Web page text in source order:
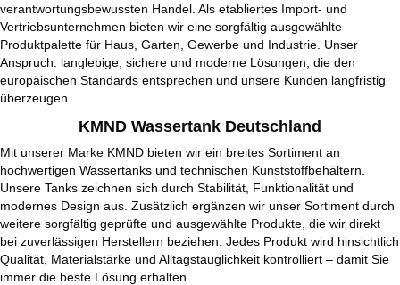
verantwortungsbewussten Handel. Als etabliertes Import- und
Vertriebsunternehmen bieten wir eine sorgfältig ausgewählte
Produktpalette für Haus, Garten, Gewerbe und Industrie. Unser
Anspruch: langlebige, sichere und moderne Lösungen, die den
europäischen Standards entsprechen und unsere Kunden langfristig
überzeugen.
KMND Wassertank Deutschland
Mit unserer Marke KMND bieten wir ein breites Sortiment an
hochwertigen Wassertanks und technischen Kunststoffbehältern.
Unsere Tanks zeichnen sich durch Stabilität, Funktionalität und
modernes Design aus. Zusätzlich ergänzen wir unser Sortiment durch
weitere sorgfältig geprüfte und ausgewählte Produkte, die wir direkt
bei zuverlässigen Herstellern beziehen. Jedes Produkt wird hinsichtlich
Qualität, Materialstärke und Alltagstauglichkeit kontrolliert – damit Sie
immer die beste Lösung erhalten.